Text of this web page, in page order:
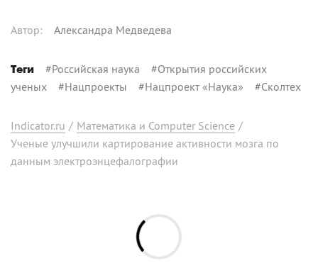
Автор: Александра Медведева
Теги #Российская наука #Открытия российских
ученых #Нацпроекты #Нацпроект «Наука» #Сколтех
Indicator.ru / Математика и Computer Science /
Ученые улучшили картирование активности мозга по
данным электроэнцефалографии